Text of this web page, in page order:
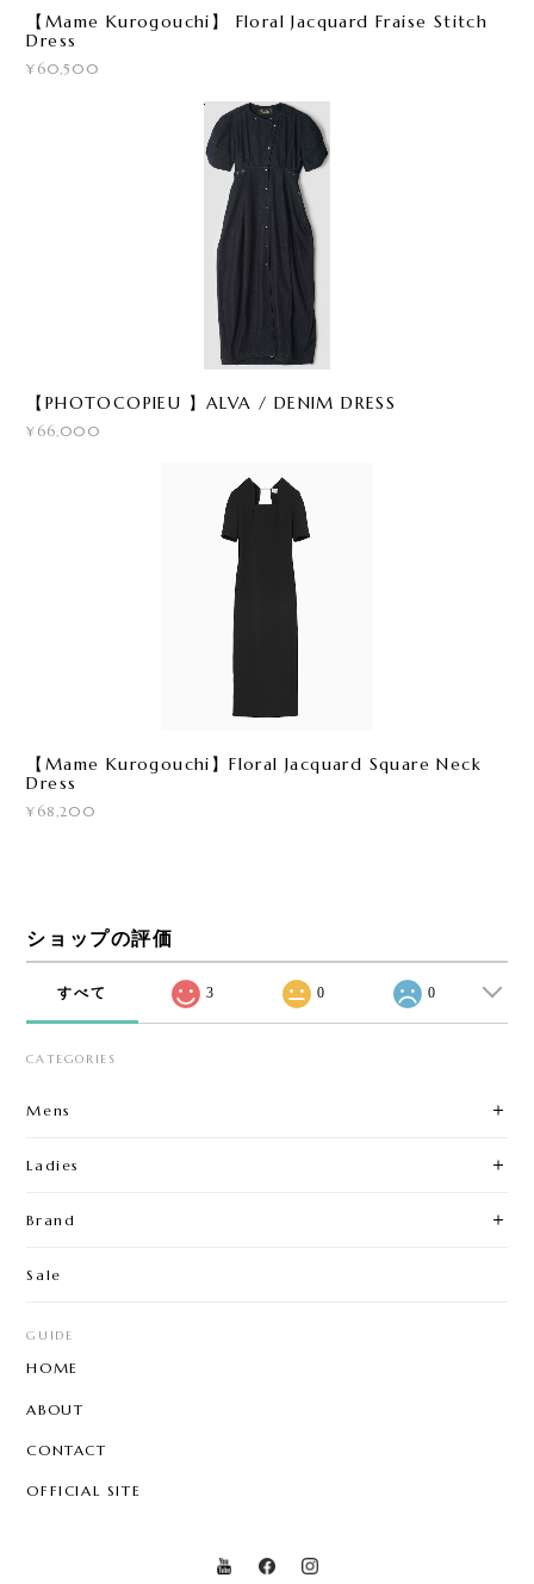
【Mame Kurogouchi】 Floral Jacquard Fraise Stitch
Dress
¥60,500
【PHOTOCOPIEU 】ALVA / DENIM DRESS
¥66,000
【Mame Kurogouchi】Floral Jacquard Square Neck
Dress
¥68,200
ショップの評価
すべて 3 0 0
CATEGORIES
Mens
Ladies
Brand
Sale
GUIDE
HOME
ABOUT
CONTACT
OFFICIAL SITE